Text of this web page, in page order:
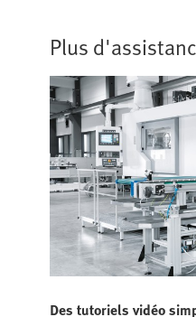
Plus
Des tutoriels vidéo